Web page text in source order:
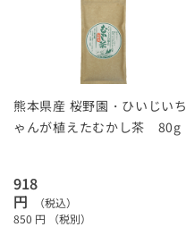
熊本県産 桜野園・ひいじいち
ゃんが植えたむかし茶 80g
918
円
（税込）
850 円 （税別）